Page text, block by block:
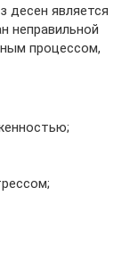
десен является
неправильной
процессом,